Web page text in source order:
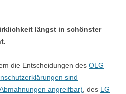
längst in schönster
die Entscheidungen des OLG
sind
angreifbar) , des LG